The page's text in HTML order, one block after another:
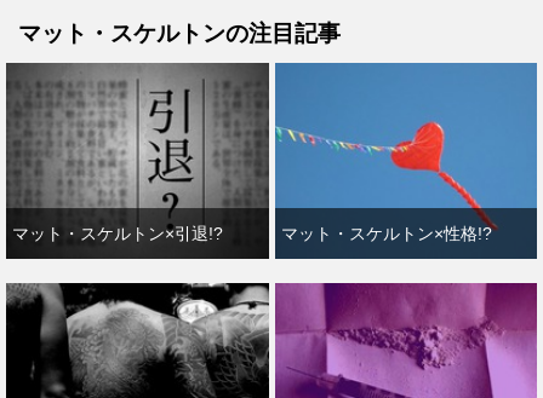
マット・スケルトンの注目記事
マット・スケルトン×引退!? マット・スケルトン×性格!?